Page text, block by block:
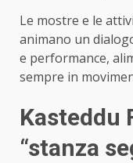
Le mostre e le
animano un
e performance,
sempre in
Kasteddu
“stanza